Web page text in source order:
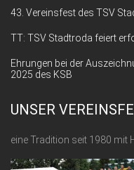
43. Vereinsfest des TSV
TT: TSV Stadtroda feiert
Ehrungen bei der
2025 des KSB
UNSER
eine Tradition seit 1980 mit